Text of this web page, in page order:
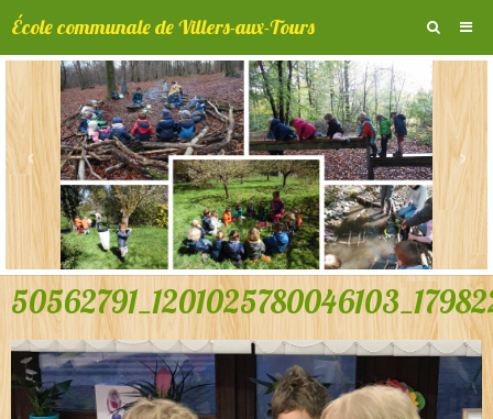
École communale de Villers-aux-Tours
Album photos
Prochainement ...
Vidéos
Contact
‹ ›